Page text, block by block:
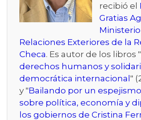
recibió el
Gratias
Relaciones Exteriores de la
Checa. Es autor de los libros "
derechos humanos y
democrática internacional "
y "Bailando por un
sobre política, economía y
los gobiernos de Cristina